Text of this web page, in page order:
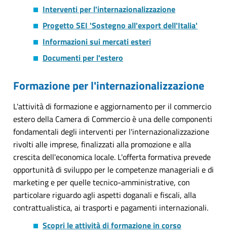
Interventi per l'internazionalizzazione
Progetto SEI 'Sostegno all'export dell'Italia'
Informazioni sui mercati esteri
Documenti per l'estero
Formazione per l'internazionalizzazione
L'attività di formazione e aggiornamento per il commercio
estero della Camera di Commercio è una delle componenti
fondamentali degli interventi per l'internazionalizzazione
rivolti alle imprese, finalizzati alla promozione e alla
crescita dell'economica locale. L'offerta formativa prevede
opportunità di sviluppo per le competenze manageriali e di
marketing e per quelle tecnico-amministrative, con
particolare riguardo agli aspetti doganali e fiscali, alla
contrattualistica, ai trasporti e pagamenti internazionali.
Scopri le attività di formazione in corso